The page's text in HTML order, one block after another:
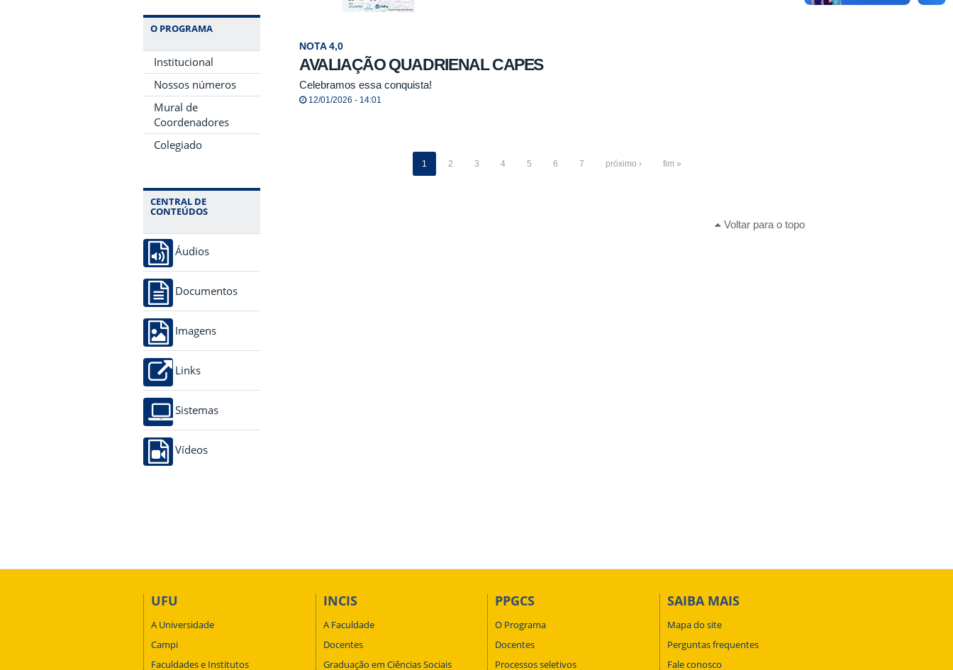
O PROGRAMA
Institucional
Nossos números
Mural de
Coordenadores
Colegiado
CENTRAL DE
CONTEÚDOS
Áudios
Documentos
Imagens
Links
Sistemas
Vídeos
NOTA 4,0
AVALIAÇÃO QUADRIENAL CAPES
Celebramos essa conquista!
12/01/2026 - 14:01
1 2 3 4 5 6 7 próximo › fim »
Voltar para o topo
UFU
A Universidade
Campi
Faculdades e Institutos
INCIS
A Faculdade
Docentes
Graduação em Ciências Sociais
PPGCS
O Programa
Docentes
Processos seletivos
SAIBA MAIS
Mapa do site
Perguntas frequentes
Fale conosco